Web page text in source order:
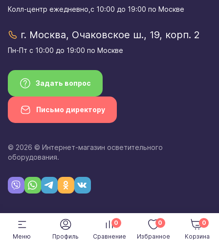
Колл-центр eжедневно,с 10:00 до 19:00 по Москве
г. Москва, Очаковское ш., 19, корп. 2
Пн-Пт с 10:00 до 19:00 по Москве
Задать вопрос
Письмо директору
© 2026 © Интернет-магазин осветительного
оборудования.
Меню Профиль Сравнение
0
Избранное
0
Корзина
0